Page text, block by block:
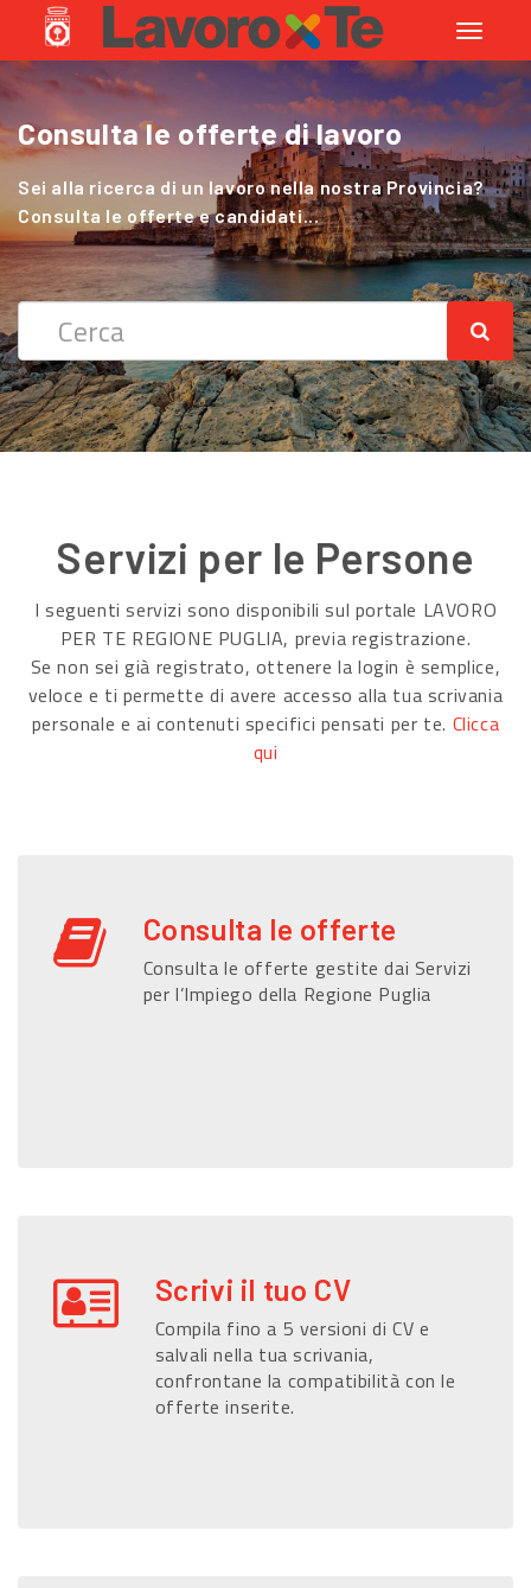
Toggle
Consulta le offerte di lavoro
Sei alla ricerca di un lavoro nella nostra Provincia?
Consulta le offerte e candidati...
Cerchi Lavoro nel Settore Agricolo
?
Sei alla ricerca di un lavoro nella nostra Provincia?
Consulta le offerte e candidati...
Servizi per le Persone
I seguenti servizi sono disponibili sul portale LAVORO
PER TE REGIONE PUGLIA, previa registrazione.
Se non sei già registrato, ottenere la login è semplice,
veloce e ti permette di avere accesso alla tua scrivania
personale e ai contenuti specifici pensati per te. Clicca
qui
Consulta le offerte
Consulta le offerte gestite dai Servizi
per l’Impiego della Regione Puglia
Scrivi il tuo CV
Compila fino a 5 versioni di CV e
salvali nella tua scrivania,
confrontane la compatibilità con le
offerte inserite.